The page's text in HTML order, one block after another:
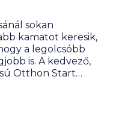
sokan
kamatot keresik,
a legolcsóbb
Otthon Start
alatti